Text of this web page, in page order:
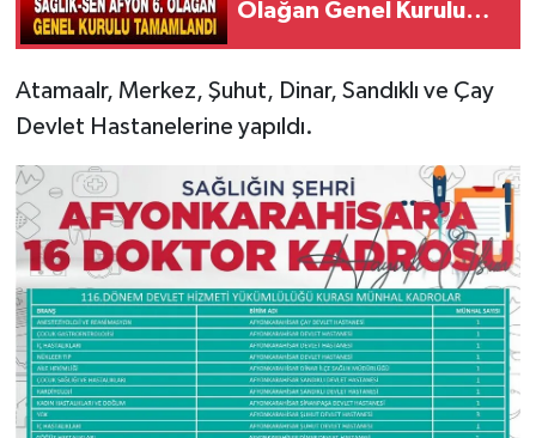
Olağan Genel Kurulu
Atamaalr, Merkez, Şuhut, Dinar, Sandıklı ve Çay
Devlet Hastanelerine yapıldı.